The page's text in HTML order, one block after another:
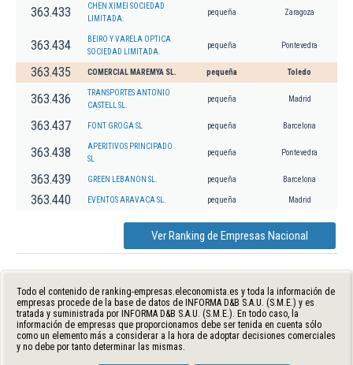
363.433
CHEN XIMEI SOCIEDAD
LIMITADA.
pequeña Zaragoza
363.434
BEIRO Y VARELA OPTICA
SOCIEDAD LIMITADA.
pequeña Pontevedra
363.435 COMERCIAL MAREMYA SL. pequeña Toledo
363.436
TRANSPORTES ANTONIO
CASTELL SL.
pequeña Madrid
363.437 FONT GROGA SL pequeña Barcelona
363.438
APERITIVOS PRINCIPADO
SL
pequeña Pontevedra
363.439 GREEN LEBANON SL. pequeña Barcelona
363.440 EVENTOS ARAVACA SL. pequeña Madrid
Ver Ranking de Empresas Nacional
Todo el contenido de ranking-empresas.eleconomista.es y toda la información de
empresas procede de la base de datos de INFORMA D&B S.A.U. (S.M.E.) y es
tratada y suministrada por INFORMA D&B S.A.U. (S.M.E.). En todo caso, la
información de empresas que proporcionamos debe ser tenida en cuenta sólo
como un elemento más a considerar a la hora de adoptar decisiones comerciales
y no debe por tanto determinar las mismas.